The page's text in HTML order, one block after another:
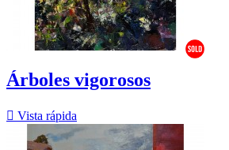
Árboles vigorosos
 Vista rápida